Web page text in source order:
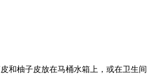
和柚子皮放在马桶水箱上，或在卫生间